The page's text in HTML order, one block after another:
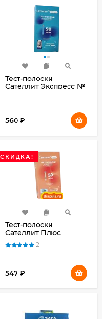
Тест-полоски
Сателлит Экспресс №
560 ₽
СКИДКА!
Тест-полоски
Сателлит Плюс
ПКГЭ-02.4 № 50
2
547 ₽